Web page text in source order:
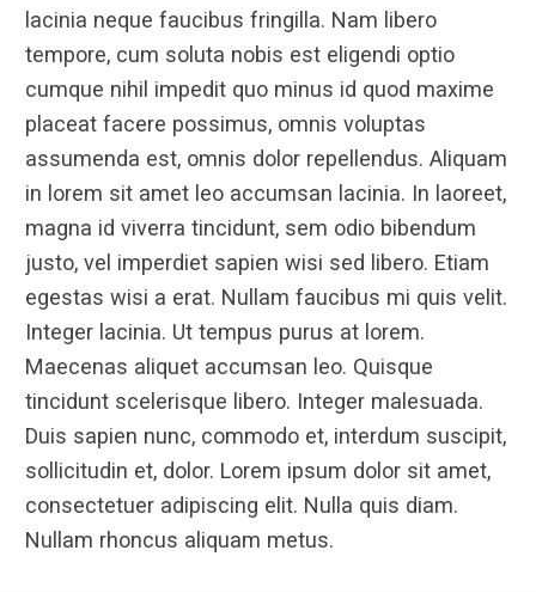
lacinia neque faucibus fringilla. Nam libero
tempore, cum soluta nobis est eligendi optio
cumque nihil impedit quo minus id quod maxime
placeat facere possimus, omnis voluptas
assumenda est, omnis dolor repellendus. Aliquam
in lorem sit amet leo accumsan lacinia. In laoreet,
magna id viverra tincidunt, sem odio bibendum
justo, vel imperdiet sapien wisi sed libero. Etiam
egestas wisi a erat. Nullam faucibus mi quis velit.
Integer lacinia. Ut tempus purus at lorem.
Maecenas aliquet accumsan leo. Quisque
tincidunt scelerisque libero. Integer malesuada.
Duis sapien nunc, commodo et, interdum suscipit,
sollicitudin et, dolor. Lorem ipsum dolor sit amet,
consectetuer adipiscing elit. Nulla quis diam.
Nullam rhoncus aliquam metus.